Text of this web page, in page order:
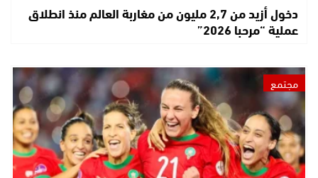
دخول أزيد من 2,7 مليون من مغاربة العالم منذ انطلاق
عملية “مرحبا 2026”
مجتمع